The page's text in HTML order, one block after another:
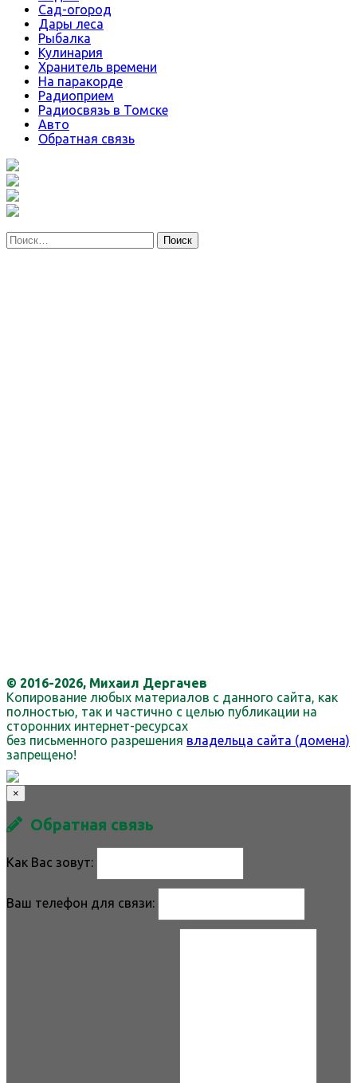
Сад-огород
Дары леса
Рыбалка
Кулинария
Хранитель времени
На паракорде
Радиоприем
Радиосвязь в Томске
Авто
Обратная связь
Найти:
© 2016-2026, Михаил Дергачев
Копирование любых материалов с данного сайта, как
полностью, так и частично с целью публикации на
сторонних интернет-ресурсах
без письменного разрешения владельца сайта (домена)
запрещено!
×
Обратная связь
Как Вас зовут:
Ваш телефон для связи: